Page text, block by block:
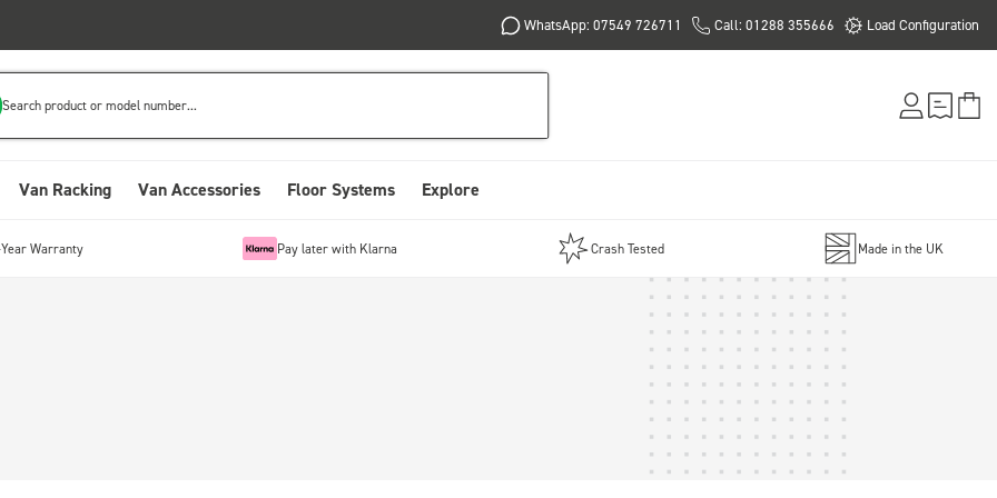
WhatsApp: 07549 726711 Call: 01288 355666 Load Configuration
Search product or model number...
Van Racking Van Accessories Floor Systems Explore
Warranty Pay later with Klarna Crash Tested Made in the UK